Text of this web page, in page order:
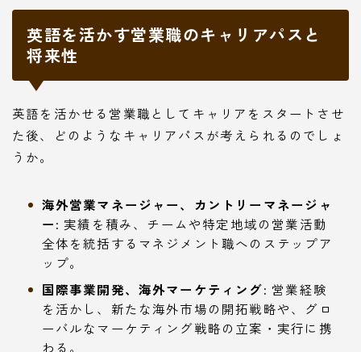
Follow Me
英語を活かす営業職のキャリアパスと
将来性
英語を活かせる営業職としてキャリアをスタートさせ
た後、どのようなキャリアパスが考えられるのでしょ
うか。
海外営業マネージャー、カントリーマネージャ
ー: 実績を積み、チームや特定地域の営業活動
全体を統括するマネジメント職へのステップア
ップ。
国際事業開発、海外マーケティング: 営業経験
を活かし、新たな海外市場の開拓戦略や、グロ
ーバルなマーケティング戦略の立案・実行に携
わる。
本サイトがおすすめする転職エージェント